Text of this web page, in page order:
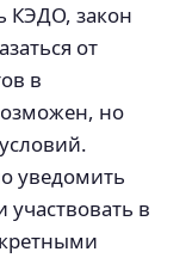
КЭДО, закон
от
в
но
уведомить
в